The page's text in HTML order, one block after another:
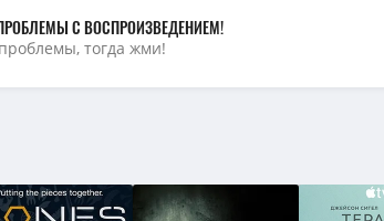
С ВОСПРОИЗВЕДЕНИЕМ!
тогда жми!